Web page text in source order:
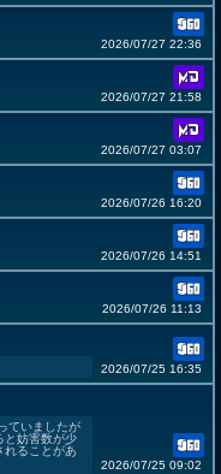
2026/07/27 22:36
2026/07/27 21:58
2026/07/27 03:07
2026/07/26 16:20
2026/07/26 14:51
2026/07/26 11:13
2026/07/25 16:35
ていましたが
と妨害数が少
れることがあ
2026/07/25 09:02